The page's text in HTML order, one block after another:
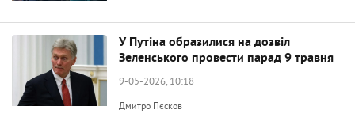
У Путіна образилися на дозвіл
Зеленського провести парад 9 травня
9-05-2026, 10:18
Дмитро Пєсков